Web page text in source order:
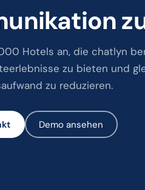
Hotels an, die chatlyn
zu bieten und
zu reduzieren.
Demo ansehen